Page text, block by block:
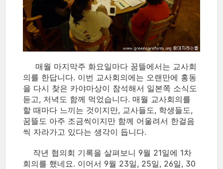
매월 마지막주 화요일마다 꿈뜰에서는 교사회
의를 한답니다. 이번 교사회의에는 오랜만에 홍동
을 다시 찾은 카야마상이 참석해서 일본쪽 소식도
듣고, 저녁도 함께 먹었습니다. 매월 교사회의를
할 때마다 느끼는 것이지만, 교사들도, 학생들도,
꿈뜰도 아주 조금씩이지만 함께 어울려서 한걸음
씩 자라가고 있다는 생각이 듭니다.
작년 협의회 기록을 살펴보니 9월 21일에 1차
회의를 했네요. 이어서 9월 23일, 25일, 26일, 30